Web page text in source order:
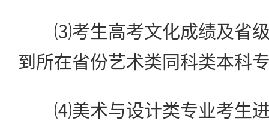
⑶考生高考文化成绩及省级
到所在省份艺术类同科类本科
⑷美术与设计类专业考生进